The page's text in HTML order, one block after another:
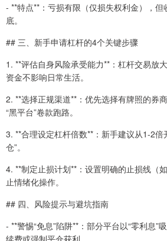
- **特点**：亏损有限（仅损失权利金），
底。
## 三、新手申请杠杆的4个关键步骤
1. **评估自身风险承受能力**：杠杆交易放
资金不影响日常生活。
2. **选择正规渠道**：优先选择有牌照的券
“黑平台”卷款跑路。
3. **合理设定杠杆倍数**：新手建议从1-2倍
仓”。
4. **制定止损计划**：设置明确的止损线（
止情绪化操作。
## 四、风险提示与避坑指南
- **警惕“免息”陷阱**：部分平台以“零利息”
续费或强制平仓获利。